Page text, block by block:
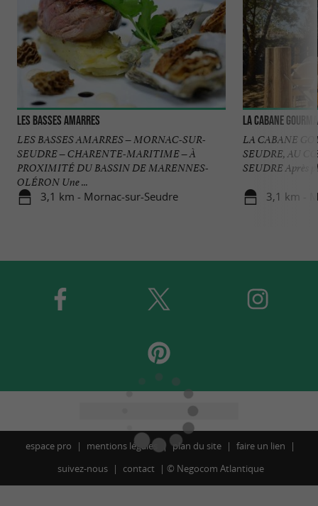
Les Basses amarres
LES BASSES AMARRES – MORNAC-SUR-
SEUDRE – CHARENTE-MARITIME – À
PROXIMITÉ DU BASSIN DE MARENNES-
OLÉRON Une ...
3,1 km - Mornac-sur-Seudre
La Cabane
LA CABANE
SEUDRE, AU
SEUDRE Après
3,1 km -
espace pro mentions légales plan du site
faire un lien
suivez-nous
contact © Negocom Atlantique